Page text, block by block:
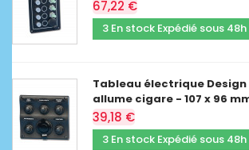
67,22 €
3 En stock Expédié sous
Tableau électrique Design
allume cigare - 107 x 96
39,18 €
3 En stock Expédié sous